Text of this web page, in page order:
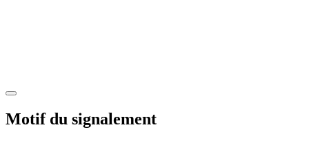
Motif du signalement